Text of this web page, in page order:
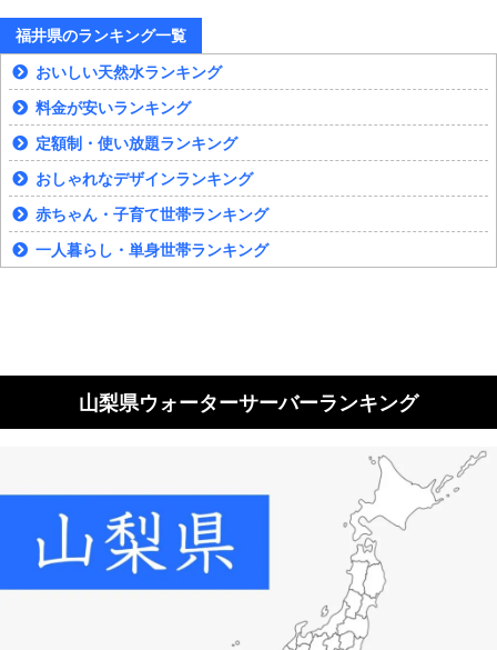
福井県のランキング一覧
おいしい天然水ランキング
料金が安いランキング
定額制・使い放題ランキング
おしゃれなデザインランキング
赤ちゃん・子育て世帯ランキング
一人暮らし・単身世帯ランキング
山梨県ウォーターサーバーランキング